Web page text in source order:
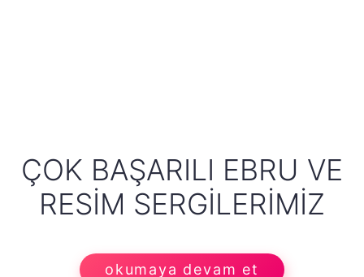
ÇOK BAŞARILI EBRU VE
RESIM SERGILERIMIZ
okumaya devam et